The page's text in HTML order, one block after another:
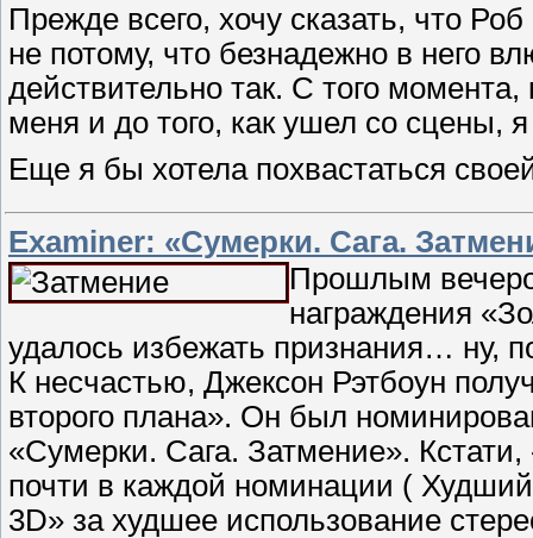
Прежде всего, хочу сказать, что
не потому, что безнадежно в него
действительно так. С того
меня и до того, как ушел со сцены,
Еще я бы хотела похвастаться
Examiner: «Сумерки. Сага.
Прошлым
награждения
удалось избежать признания… ну,
К несчастью, Джексон Рэтбоун
второго плана». Он был
«Сумерки. Сага. Затмение».
почти в каждой номинации (
3D» за худшее использование